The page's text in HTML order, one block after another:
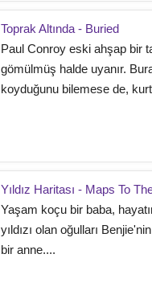
Toprak Altında - Buried
Paul Conroy eski ahşap bir
gömülmüş halde uyanır.
koyduğunu bilemese de,
Yıldız Haritası - Maps To
Yaşam koçu bir baba,
yıldızı olan oğulları
bir anne....